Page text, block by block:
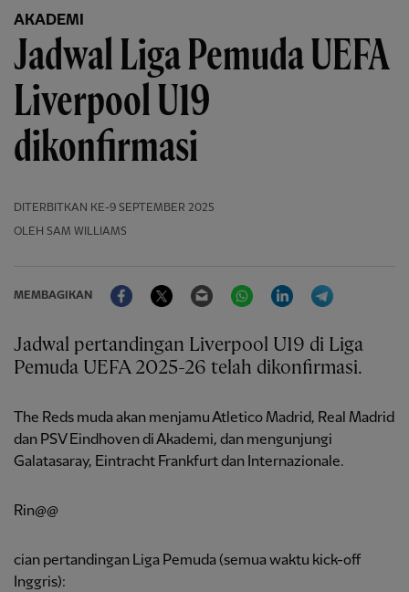
AKADEMI
Jadwal Liga Pemuda UEFA
Liverpool U19
dikonfirmasi
DITERBITKAN KE-9 SEPTEMBER 2025
OLEH SAM WILLIAMS
MEMBAGIKAN
FacebookTwitter Email WhatsAppLinkedIn
Jadwal pertandingan Liverpool U19 di Liga
Pemuda UEFA 2025-26 telah dikonfirmasi.
The Reds muda akan menjamu Atletico Madrid, Real Madrid
dan PSV Eindhoven di Akademi, dan mengunjungi
Galatasaray, Eintracht Frankfurt dan Internazionale.
Rin@@
cian pertandingan Liga Pemuda (semua waktu kick-off
Inggris):